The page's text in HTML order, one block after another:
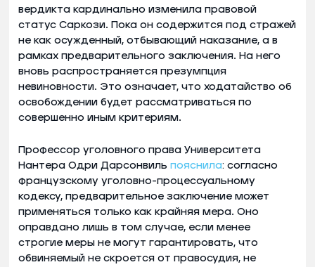
вердикта кардинально изменила правовой
статус Саркози. Пока он содержится под стражей
не как осужденный, отбывающий наказание, а в
рамках предварительного заключения. На него
вновь распространяется презумпция
невиновности. Это означает, что ходатайство об
освобождении будет рассматриваться по
совершенно иным критериям.
Профессор уголовного права Университета
Нантера Одри Дарсонвиль пояснила: согласно
французскому уголовно-процессуальному
кодексу, предварительное заключение может
применяться только как крайняя мера. Оно
оправдано лишь в том случае, если менее
строгие меры не могут гарантировать, что
обвиняемый не скроется от правосудия, не